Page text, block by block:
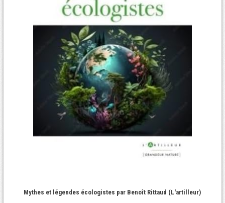
Mythes et légendes écologistes par Benoît Rittaud (L'artilleur)